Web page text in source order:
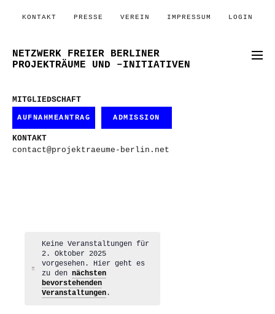
KONTAKT PRESSE VEREIN IMPRESSUM LOGIN
NETZWERK FREIER BERLINER
PROJEKTRÄUME UND –INITIATIVEN
MITGLIEDSCHAFT
AUFNAHMEANTRAG ADMISSION
KONTAKT
contact@projektraeume-berlin.net
Hinweis
Keine Veranstaltungen für
2. Oktober 2025
vorgesehen. Hier geht es
zu dennächsten
bevorstehenden
Veranstaltungen .